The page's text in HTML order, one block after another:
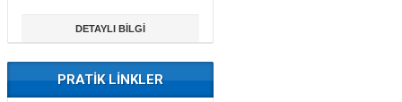
DETAYLI BİLGİ
PRATİK LİNKLER